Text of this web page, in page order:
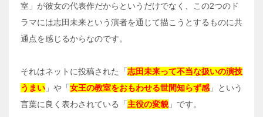
室」が彼女の代表作だからというだけでなく、この2つのド
ラマには志田未来という演者を通じて描こうとするものに共
通点を感じるからなのです。
それはネットに投稿された「 志田未来って不当な扱いの演技
うまい 」や「 女王の教室をおもわせる世間知らず感 」という
言葉に良く表わされている「 主役の変貌」です。